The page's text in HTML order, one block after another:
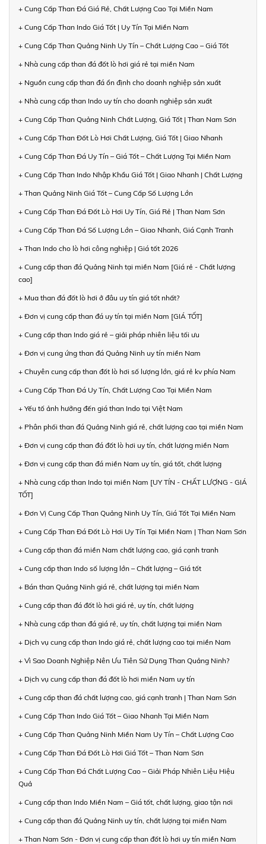
+ Cung Cấp Than Đá Giá Rẻ, Chất Lượng Cao Tại Miền Nam
+ Cung Cấp Than Indo Giá Tốt | Uy Tín Tại Miền Nam
+ Cung Cấp Than Quảng Ninh Uy Tín – Chất Lượng Cao – Giá Tốt
+ Nhà cung cấp than đá đốt lò hơi giá rẻ tại miền Nam
+ Nguồn cung cấp than đá ổn định cho doanh nghiệp sản xuất
+ Nhà cung cấp than Indo uy tín cho doanh nghiệp sản xuất
+ Cung Cấp Than Quảng Ninh Chất Lượng, Giá Tốt | Than Nam Sơn
+ Cung Cấp Than Đốt Lò Hơi Chất Lượng, Giá Tốt | Giao Nhanh
+ Cung Cấp Than Đá Uy Tín – Giá Tốt – Chất Lượng Tại Miền Nam
+ Cung Cấp Than Indo Nhập Khẩu Giá Tốt | Giao Nhanh | Chất Lượng
+ Than Quảng Ninh Giá Tốt – Cung Cấp Số Lượng Lớn
+ Cung Cấp Than Đá Đốt Lò Hơi Uy Tín, Giá Rẻ | Than Nam Sơn
+ Cung Cấp Than Đá Số Lượng Lớn – Giao Nhanh, Giá Cạnh Tranh
+ Than Indo cho lò hơi công nghiệp | Giá tốt 2026
+ Cung cấp than đá Quảng Ninh tại miền Nam [Giá rẻ - Chất lượng
cao]
+ Mua than đá đốt lò hơi ở đâu uy tín giá tốt nhất?
+ Đơn vị cung cấp than đá uy tín tại miền Nam [GIÁ TỐT]
+ Cung cấp than Indo giá rẻ – giải pháp nhiên liệu tối ưu
+ Đơn vị cung ứng than đá Quảng Ninh uy tín miền Nam
+ Chuyên cung cấp than đốt lò hơi số lượng lớn, giá rẻ kv phía Nam
+ Cung Cấp Than Đá Uy Tín, Chất Lượng Cao Tại Miền Nam
+ Yếu tố ảnh hưởng đến giá than Indo tại Việt Nam
+ Phân phối than đá Quảng Ninh giá rẻ, chất lượng cao tại miền Nam
+ Đơn vị cung cấp than đá đốt lò hơi uy tín, chất lượng miền Nam
+ Đơn vị cung cấp than đá miền Nam uy tín, giá tốt, chất lượng
+ Nhà cung cấp than Indo tại miền Nam [UY TÍN - CHẤT LƯỢNG - GIÁ
TỐT]
+ Đơn Vị Cung Cấp Than Quảng Ninh Uy Tín, Giá Tốt Tại Miền Nam
+ Cung Cấp Than Đá Đốt Lò Hơi Uy Tín Tại Miền Nam | Than Nam Sơn
+ Cung cấp than đá miền Nam chất lượng cao, giá cạnh tranh
+ Cung cấp than Indo số lượng lớn – Chất lượng – Giá tốt
+ Bán than Quảng Ninh giá rẻ, chất lượng tại miền Nam
+ Cung cấp than đá đốt lò hơi giá rẻ, uy tín, chất lượng
+ Nhà cung cấp than đá giá rẻ, uy tín, chất lượng tại miền Nam
+ Dịch vụ cung cấp than Indo giá rẻ, chất lượng cao tại miền Nam
+ Vì Sao Doanh Nghiệp Nên Ưu Tiên Sử Dụng Than Quảng Ninh?
+ Dịch vụ cung cấp than đá đốt lò hơi miền Nam uy tín
+ Cung cấp than đá chất lượng cao, giá cạnh tranh | Than Nam Sơn
+ Cung Cấp Than Indo Giá Tốt – Giao Nhanh Tại Miền Nam
+ Cung Cấp Than Quảng Ninh Miền Nam Uy Tín – Chất Lượng Cao
+ Cung Cấp Than Đá Đốt Lò Hơi Giá Tốt – Than Nam Sơn
+ Cung Cấp Than Đá Chất Lượng Cao – Giải Pháp Nhiên Liệu Hiệu
Quả
+ Cung cấp than Indo Miền Nam – Giá tốt, chất lượng, giao tận nơi
+ Cung cấp than đá Quảng Ninh uy tín, chất lượng tại miền Nam
+ Than Nam Sơn - Đơn vị cung cấp than đốt lò hơi uy tín miền Nam